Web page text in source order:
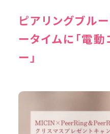
ピアリングブル
ータイムに「電
ー」